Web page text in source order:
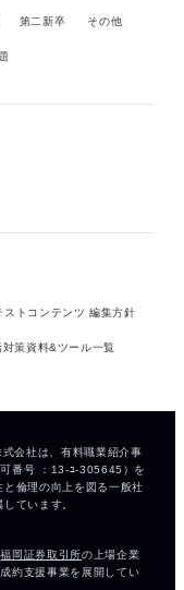
第二新卒 その他
ストコンテンツ 編集方針
対策資料&ツール一覧